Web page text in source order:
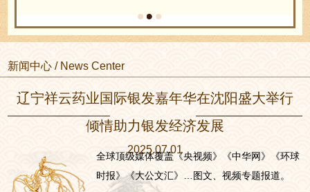
仁、桂圆肉、绍酒、冰糖等… …
新闻中心 / News Center
辽宁祥云药业国际银发嘉年华在沈阳盛大举行
倾情助力银发经济发展
2025.07.01
全球顶级媒体覆盖《央视频》《中华网》《环球
时报》《大公文汇》…图文、视频专题报道。